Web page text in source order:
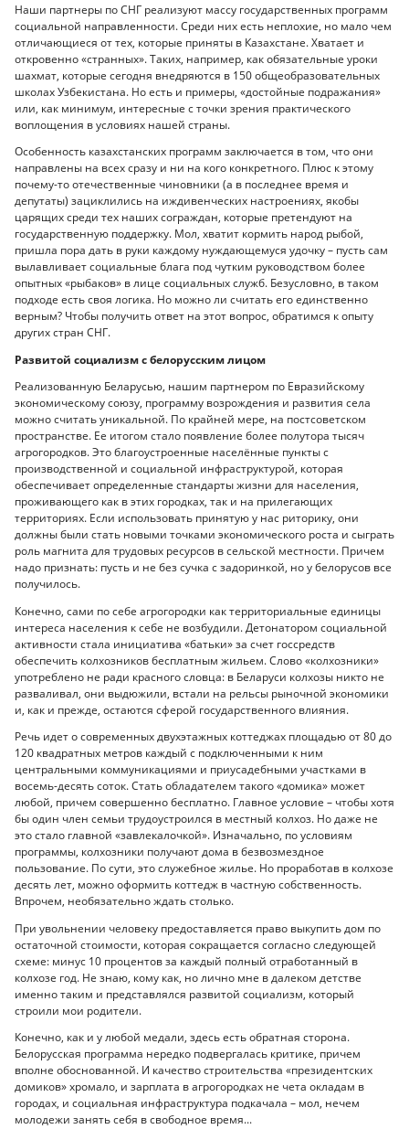
Наши партнеры по СНГ реализуют массу государственных программ
социальной направленности. Среди них есть неплохие, но мало чем
отличающиеся от тех, которые приняты в Казахстане. Хватает и
откровенно «странных». Таких, например, как обязательные уроки
шахмат, которые сегодня внедряются в 150 общеобразовательных
школах Узбекистана. Но есть и примеры, «достойные подражания»
или, как минимум, интересные с точки зрения практического
воплощения в условиях нашей страны.
Особенность казахстанских программ заключается в том, что они
направлены на всех сразу и ни на кого конкретного. Плюс к этому
почему-то отечественные чиновники (а в последнее время и
депутаты) зациклились на иждивенческих настроениях, якобы
царящих среди тех наших сограждан, которые претендуют на
государственную поддержку. Мол, хватит кормить народ рыбой,
пришла пора дать в руки каждому нуждающемуся удочку – пусть сам
вылавливает социальные блага под чутким руководством более
опытных «рыбаков» в лице социальных служб. Безусловно, в таком
подходе есть своя логика. Но можно ли считать его единственно
верным? Чтобы получить ответ на этот вопрос, обратимся к опыту
других стран СНГ.
Развитой социализм с белорусским лицом
Реализованную Беларусью, нашим партнером по Евразийскому
экономическому союзу, программу возрождения и развития села
можно считать уникальной. По крайней мере, на постсоветском
пространстве. Ее итогом стало появление более полутора тысяч
агрогородков. Это благоустроенные населённые пункты с
производственной и социальной инфраструктурой, которая
обеспечивает определенные стандарты жизни для населения,
проживающего как в этих городках, так и на прилегающих
территориях. Если использовать принятую у нас риторику, они
должны были стать новыми точками экономического роста и сыграть
роль магнита для трудовых ресурсов в сельской местности. Причем
надо признать: пусть и не без сучка с задоринкой, но у белорусов все
получилось.
Конечно, сами по себе агрогородки как территориальные единицы
интереса населения к себе не возбудили. Детонатором социальной
активности стала инициатива «батьки» за счет госсредств
обеспечить колхозников бесплатным жильем. Слово «колхозники»
употреблено не ради красного словца: в Беларуси колхозы никто не
разваливал, они выдюжили, встали на рельсы рыночной экономики
и, как и прежде, остаются сферой государственного влияния.
Речь идет о современных двухэтажных коттеджах площадью от 80 до
120 квадратных метров каждый с подключенными к ним
центральными коммуникациями и приусадебными участками в
восемь-десять соток. Стать обладателем такого «домика» может
любой, причем совершенно бесплатно. Главное условие – чтобы хотя
бы один член семьи трудоустроился в местный колхоз. Но даже не
это стало главной «завлекалочкой». Изначально, по условиям
программы, колхозники получают дома в безвозмездное
пользование. По сути, это служебное жилье. Но проработав в колхозе
десять лет, можно оформить коттедж в частную собственность.
Впрочем, необязательно ждать столько.
При увольнении человеку предоставляется право выкупить дом по
остаточной стоимости, которая сокращается согласно следующей
схеме: минус 10 процентов за каждый полный отработанный в
колхозе год. Не знаю, кому как, но лично мне в далеком детстве
именно таким и представлялся развитой социализм, который
строили мои родители.
Конечно, как и у любой медали, здесь есть обратная сторона.
Белорусская программа нередко подвергалась критике, причем
вполне обоснованной. И качество строительства «президентских
домиков» хромало, и зарплата в агрогородках не чета окладам в
городах, и социальная инфраструктура подкачала – мол, нечем
молодежи занять себя в свободное время...